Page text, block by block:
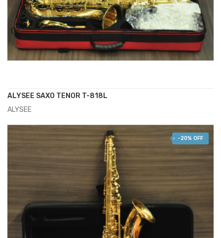
ALYSEE SAXO TENOR T-818L
ALYSEE
680,00 € 850,00 €
-20% OFF